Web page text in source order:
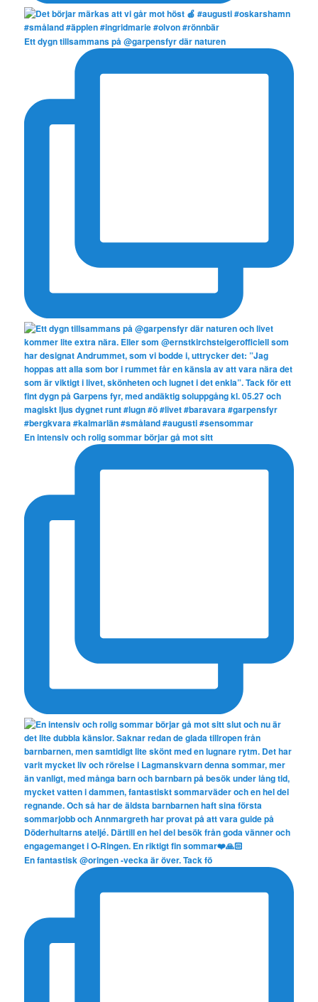
Ett dygn tillsammans på @garpensfyr där naturen
En intensiv och rolig sommar börjar gå mot sitt
En fantastisk @oringen -vecka är över. Tack fö